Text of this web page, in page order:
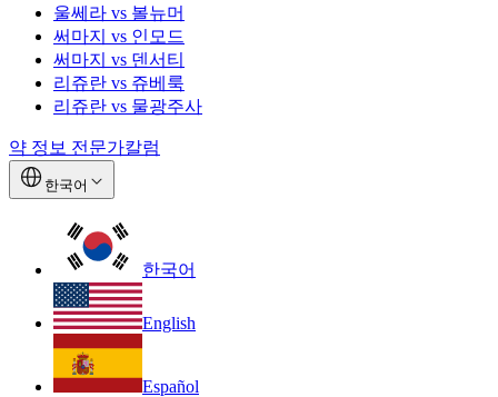
울쎄라 vs 볼뉴머
써마지 vs 인모드
써마지 vs 덴서티
리쥬란 vs 쥬베룩
리쥬란 vs 물광주사
약 정보 전문가칼럼
한국어
한국어
English
Español